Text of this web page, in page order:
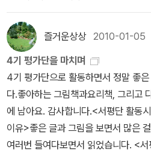
두시카, 옴으니밈샤, 고쓰가, 우가시
야 도제 미내 도제, 하라쇼 말라지, 나
을 우리말로 옮겨 발음이 맞는지 모르
에서 일하고 살아야 되니까 한국어를
들은 한국어를 배워도 러시아어를 생
지는 않는다.내가 열심히 러시아어를
사소통이 될테니 도서관 이용자 엄마
우리도서관 책이 한국에서 살아가는
있기를 기대한다.
느낌과 변화되는 모양, 색상등을 얘기
베이킹파우더, 설탕, 소금, 버터를 섞어
게 만든다.2. 샤워크림과 바닐라 익스
반죽이 한덩이가 되면 건포도와 초코
닐에 담아 냉장고에 1시간 동안 휴지
밀고 세 번 접어서 다시 밀대로 밀기를
이 없는 관계로 컵으로 동그랗게 찍어
라주었다.7. 우리집은 오븐이 없기에
한 달에 한 번은 늘 맛난 김밥을 쌌다.
삼각김밥이었으니까...하지만, 지금 난
넘게 학교에서 음식을 사먹는 아이가
하여 새벽 5시 30분에 일어나 아침 밥
싼다.가끔 먹는 도시락이 아닌지라,
번 똑같은 반찬을 쌀 수도 없고 한국이
음식을 싸기란 곤란하기도 하고 게다
여 상할까 걱정을 하다보니 도시락메
쯤 먹고 있겠지? 언제나 입이 짧아서
즐거운상상2010-01-05
4기 평가단을 마치며
4기 평가단으로 활동하면서 정말 좋
다.좋아하는 그림책과요리책, 그리고
에 남아요. 감사합니다.<서평단 활동
이유>좋은 글과 그림을 보면서 많은
여러번 들여다보면서 읽었습니다. <